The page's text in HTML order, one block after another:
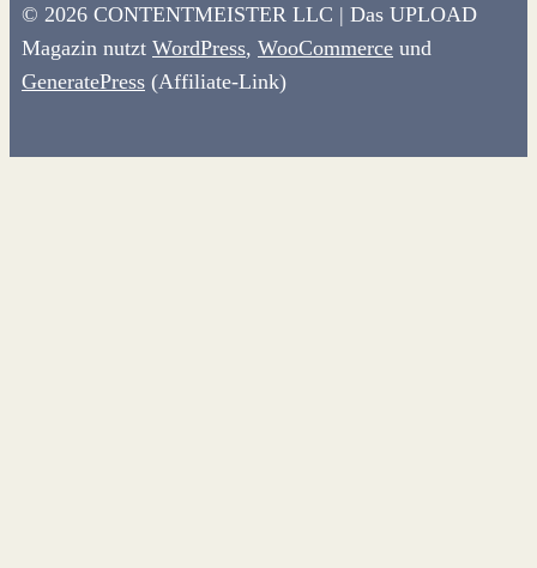
© 2026 CONTENTMEISTER LLC | Das UPLOAD
Magazin nutzt WordPress, WooCommerce und
GeneratePress (Affiliate-Link)